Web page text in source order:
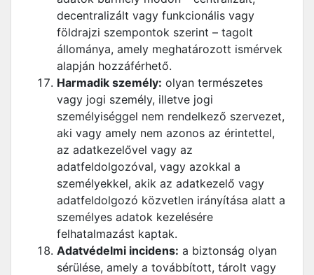
decentralizált vagy funkcionális vagy
földrajzi szempontok szerint – tagolt
állománya, amely meghatározott ismérvek
alapján hozzáférhető.
Harmadik személy: olyan természetes
vagy jogi személy, illetve jogi
személyiséggel nem rendelkező szervezet,
aki vagy amely nem azonos az érintettel,
az adatkezelővel vagy az
adatfeldolgozóval, vagy azokkal a
személyekkel, akik az adatkezelő vagy
adatfeldolgozó közvetlen irányítása alatt a
személyes adatok kezelésére
felhatalmazást kaptak.
Adatvédelmi incidens: a biztonság olyan
sérülése, amely a továbbított, tárolt vagy